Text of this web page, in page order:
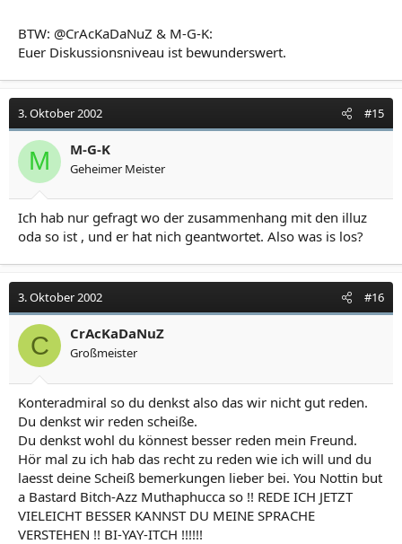
BTW: @CrAcKaDaNuZ & M-G-K:
Euer Diskussionsniveau ist bewunderswert.
3. Oktober 2002 #15
M M-G-K
Geheimer Meister
Ich hab nur gefragt wo der zusammenhang mit den illuz
oda so ist , und er hat nich geantwortet. Also was is los?
3. Oktober 2002 #16
C CrAcKaDaNuZ
Großmeister
Konteradmiral so du denkst also das wir nicht gut reden.
Du denkst wir reden scheiße.
Du denkst wohl du könnest besser reden mein Freund.
Hör mal zu ich hab das recht zu reden wie ich will und du
laesst deine Scheiß bemerkungen lieber bei. You Nottin but
a Bastard Bitch-Azz Muthaphucca so !! REDE ICH JETZT
VIELEICHT BESSER KANNST DU MEINE SPRACHE
VERSTEHEN !! BI-YAY-ITCH !!!!!!